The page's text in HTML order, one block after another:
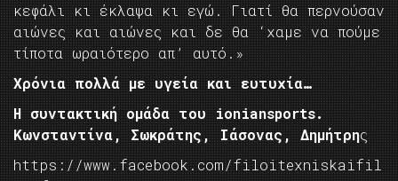
κεφάλι κι έκλαψα κι εγώ. Γιατί θα περνούσαν
αιώνες και αιώνες και δε θα ‘χαμε να πούμε
τίποτα ωραιότερο απ’ αυτό.»
Χρόνια πολλά με υγεία και ευτυχία…
H συντακτική ομάδα του ioniansports.
Kωνσταντίνα, Σωκράτης, Ιάσονας, Δημήτρης
https://www.facebook.com/filoitexniskaifil